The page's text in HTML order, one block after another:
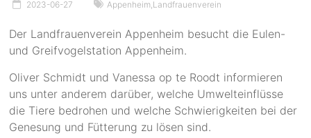
2023-06-27 Appenheim Landfrauenverein
Der Landfrauenverein Appenheim besucht die Eulen-
und Greifvogelstation Appenheim.
Oliver Schmidt und Vanessa op te Roodt informieren
uns unter anderem darüber, welche Umwelteinflüsse
die Tiere bedrohen und welche Schwierigkeiten bei der
Genesung und Fütterung zu lösen sind.